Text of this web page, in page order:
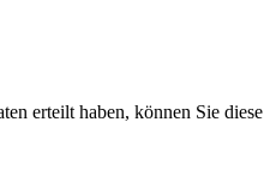
erteilt haben, können Sie diese